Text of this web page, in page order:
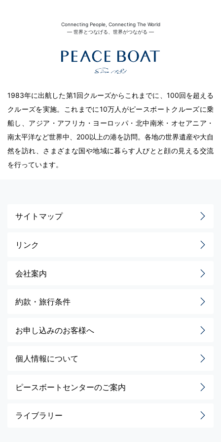
Connecting People, Connecting The World
― 世界とつなげる、世界がつながる ―
1983年に出航した第1回クルーズからこれまでに、100回を超える
クルーズを実施。これまでに10万人がピースボートクルーズに乗
船し、アジア・アフリカ・ヨーロッパ・北中南米・オセアニア・
南太平洋など世界中、200以上の港を訪問。各地の世界遺産や大自
然を訪れ、さまざまな国や地域に暮らす人びとと顔の見える交流
を行っています。
サイトマップ
リンク
会社案内
約款・旅行条件
お申し込みのお客様へ
個人情報について
ピースボートセンターのご案内
ライブラリー